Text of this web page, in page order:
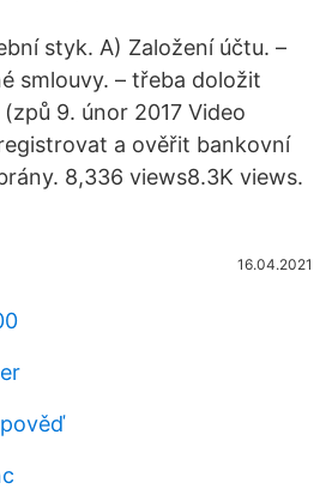
styk. A) Založení účtu. –
smlouvy. – třeba doložit
9. únor 2017 Video
a ověřit bankovní
8,336 views8.3K views.
16.04.2021